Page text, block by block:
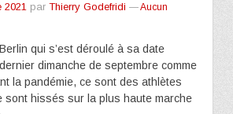
2021 par Thierry Godefridi —Aucun
qui s’est déroulé à sa date
dimanche de septembre comme
la pandémie, ce sont des athlètes
sont hissés sur la plus haute marche